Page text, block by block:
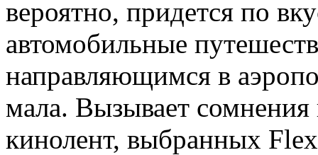
вероятно, придется по
автомобильные
направляющимся в
мала. Вызывает
кинолент, выбранных